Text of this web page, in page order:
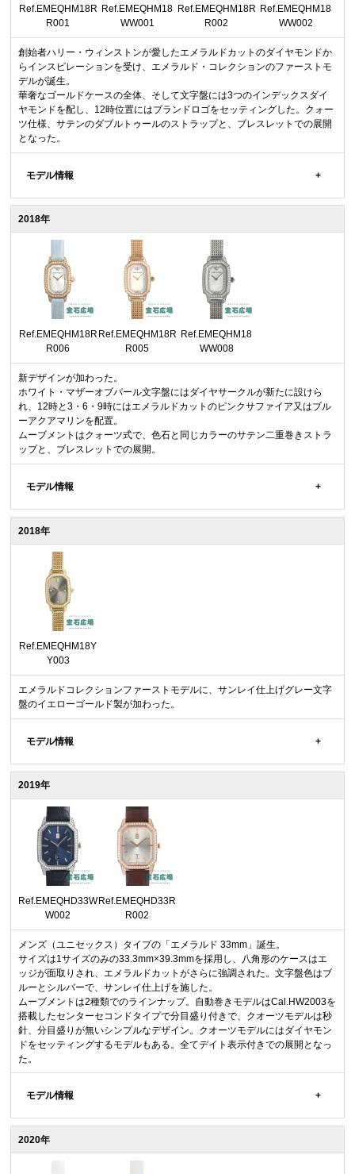
Ref.EMEQHM18R
R001
Ref.EMEQHM18
WW001
Ref.EMEQHM18R
R002
Ref.EMEQHM18
WW002
創始者ハリー・ウィンストンが愛したエメラルドカットのダイヤモンドか
らインスピレーションを受け、エメラルド・コレクションのファーストモ
デルが誕生。
華奢なゴールドケースの全体、そして文字盤には3つのインデックスダイ
ヤモンドを配し、12時位置にはブランドロゴをセッティングした。クォー
ツ仕様、サテンのダブルトゥールのストラップと、ブレスレットでの展開
となった。
モデル情報
2018年
Ref.EMEQHM18R
R006
Ref.EMEQHM18R
R005
Ref.EMEQHM18
WW008
新デザインが加わった。
ホワイト・マザーオブパール文字盤にはダイヤサークルが新たに設けら
れ、12時と3・6・9時にはエメラルドカットのピンクサファイア又はブル
ーアクアマリンを配置。
ムーブメントはクォーツ式で、色石と同じカラーのサテン二重巻きストラ
ップと、ブレスレットでの展開。
モデル情報
2018年
Ref.EMEQHM18Y
Y003
エメラルドコレクションファーストモデルに、サンレイ仕上げグレー文字
盤のイエローゴールド製が加わった。
モデル情報
2019年
Ref.EMEQHD33W
W002
Ref.EMEQHD33R
R002
メンズ（ユニセックス）タイプの「エメラルド 33mm」誕生。
サイズは1サイズのみの33.3mm×39.3mmを採用し、八角形のケースはエ
ッジが面取りされ、エメラルドカットがさらに強調された。文字盤色はブ
ルーとシルバーで、サンレイ仕上げを施した。
ムーブメントは2種類でのラインナップ。自動巻きモデルはCal.HW2003を
搭載したセンターセコンドタイプで分目盛り付きで、クオーツモデルは秒
針、分目盛りが無いシンプルなデザイン。クオーツモデルにはダイヤモン
ドをセッティングするモデルもある。全てデイト表示付きでの展開となっ
た。
モデル情報
2020年